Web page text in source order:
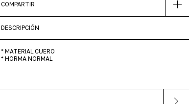
COMPARTIR
DESCRIPCIÓN
* MATERIAL CUERO
* HORMA NORMAL